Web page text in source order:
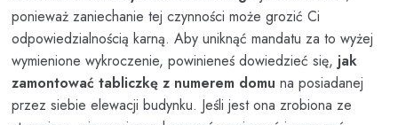
ponieważ zaniechanie tej czynności może grozić Ci
odpowiedzialnością karną. Aby uniknąć mandatu za to wyżej
wymienione wykroczenie, powinieneś dowiedzieć się, jak
zamontować tabliczkę z numerem domu na posiadanej
przez siebie elewacji budynku. Jeśli jest ona zrobiona ze